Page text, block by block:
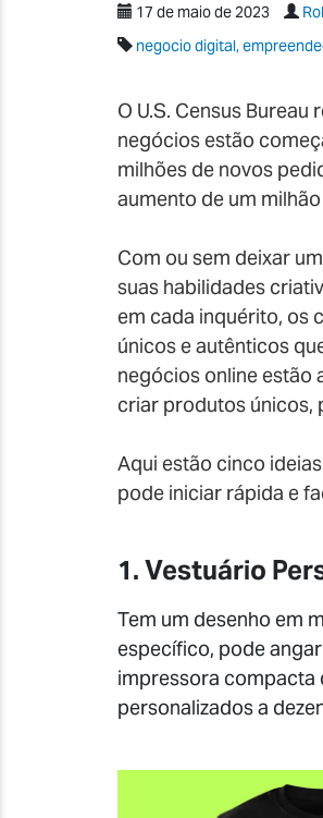
17 de maio de 2023
negocio digital,
O U.S. Census
negócios estão
milhões de novos
aumento de um
Com ou sem deixar
suas habilidades
em cada inquérito, os
únicos e autênticos
negócios online estão
criar produtos únicos,
Aqui estão cinco
pode iniciar rápida e
1. Vestuário
Tem um desenho em
específico, pode
impressora compacta
personalizados a